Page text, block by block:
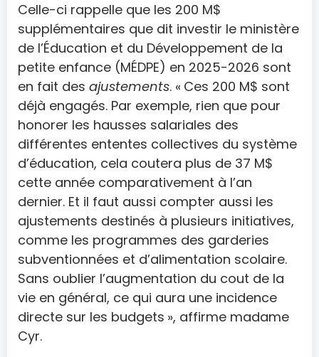
Celle-ci rappelle que les 200 M$
supplémentaires que dit investir le ministère
de l’Éducation et du Développement de la
petite enfance (MÉDPE) en 2025-2026 sont
en fait des ajustements. « Ces 200 M$ sont
déjà engagés. Par exemple, rien que pour
honorer les hausses salariales des
différentes ententes collectives du système
d’éducation, cela coutera plus de 37 M$
cette année comparativement à l’an
dernier. Et il faut aussi compter aussi les
ajustements destinés à plusieurs initiatives,
comme les programmes des garderies
subventionnées et d’alimentation scolaire.
Sans oublier l’augmentation du cout de la
vie en général, ce qui aura une incidence
directe sur les budgets », affirme madame
Cyr.